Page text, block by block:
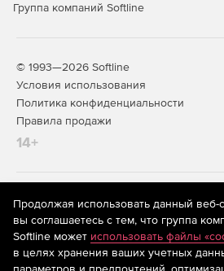
Группа компаний Softline
© 1993—2026 Softline
Условия использования
Политика конфиденциальности
Правила продажи
14+
На информационном ресурсе
рекомендательные технологии
предоставления информации на
систематизации и анализа сведений,
предпочтениям пользователей сети
находящихся на территории
Продолжая использовать данный веб-
вы соглашаетесь с тем, что группа
Softline может использовать файлы
в целях хранения ваших учетных